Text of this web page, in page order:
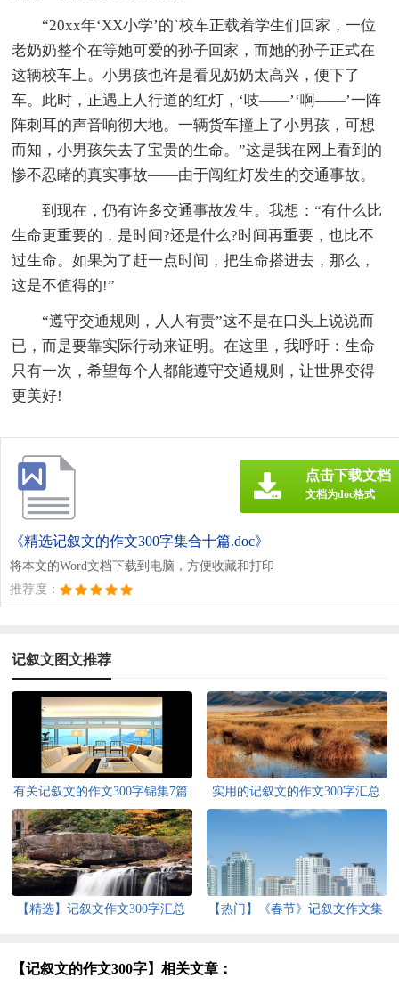
“20xx年‘XX小学’的`校车正载着学生们回家，一位
老奶奶整个在等她可爱的孙子回家，而她的孙子正式在
这辆校车上。小男孩也许是看见奶奶太高兴，便下了
车。此时，正遇上人行道的红灯，‘吱——’‘啊——’一阵
阵刺耳的声音响彻大地。一辆货车撞上了小男孩，可想
而知，小男孩失去了宝贵的生命。”这是我在网上看到的
惨不忍睹的真实事故——由于闯红灯发生的交通事故。
到现在，仍有许多交通事故发生。我想：“有什么比
生命更重要的，是时间?还是什么?时间再重要，也比不
过生命。如果为了赶一点时间，把生命搭进去，那么，
这是不值得的!”
“遵守交通规则，人人有责”这不是在口头上说说而
已，而是要靠实际行动来证明。在这里，我呼吁：生命
只有一次，希望每个人都能遵守交通规则，让世界变得
更美好!
《精选记叙文的作文300字集合十篇.doc》
将本文的Word文档下载到电脑，方便收藏和打印
推荐度：
点击下载文档
文档为doc格式
记叙文图文推荐
有关记叙文的作文300字锦集7篇
实用的记叙文的作文300字汇总
八篇
【精选】记叙文作文300字汇总
【热门】《春节》记叙文作文集
【记叙文的作文300字】相关文章：